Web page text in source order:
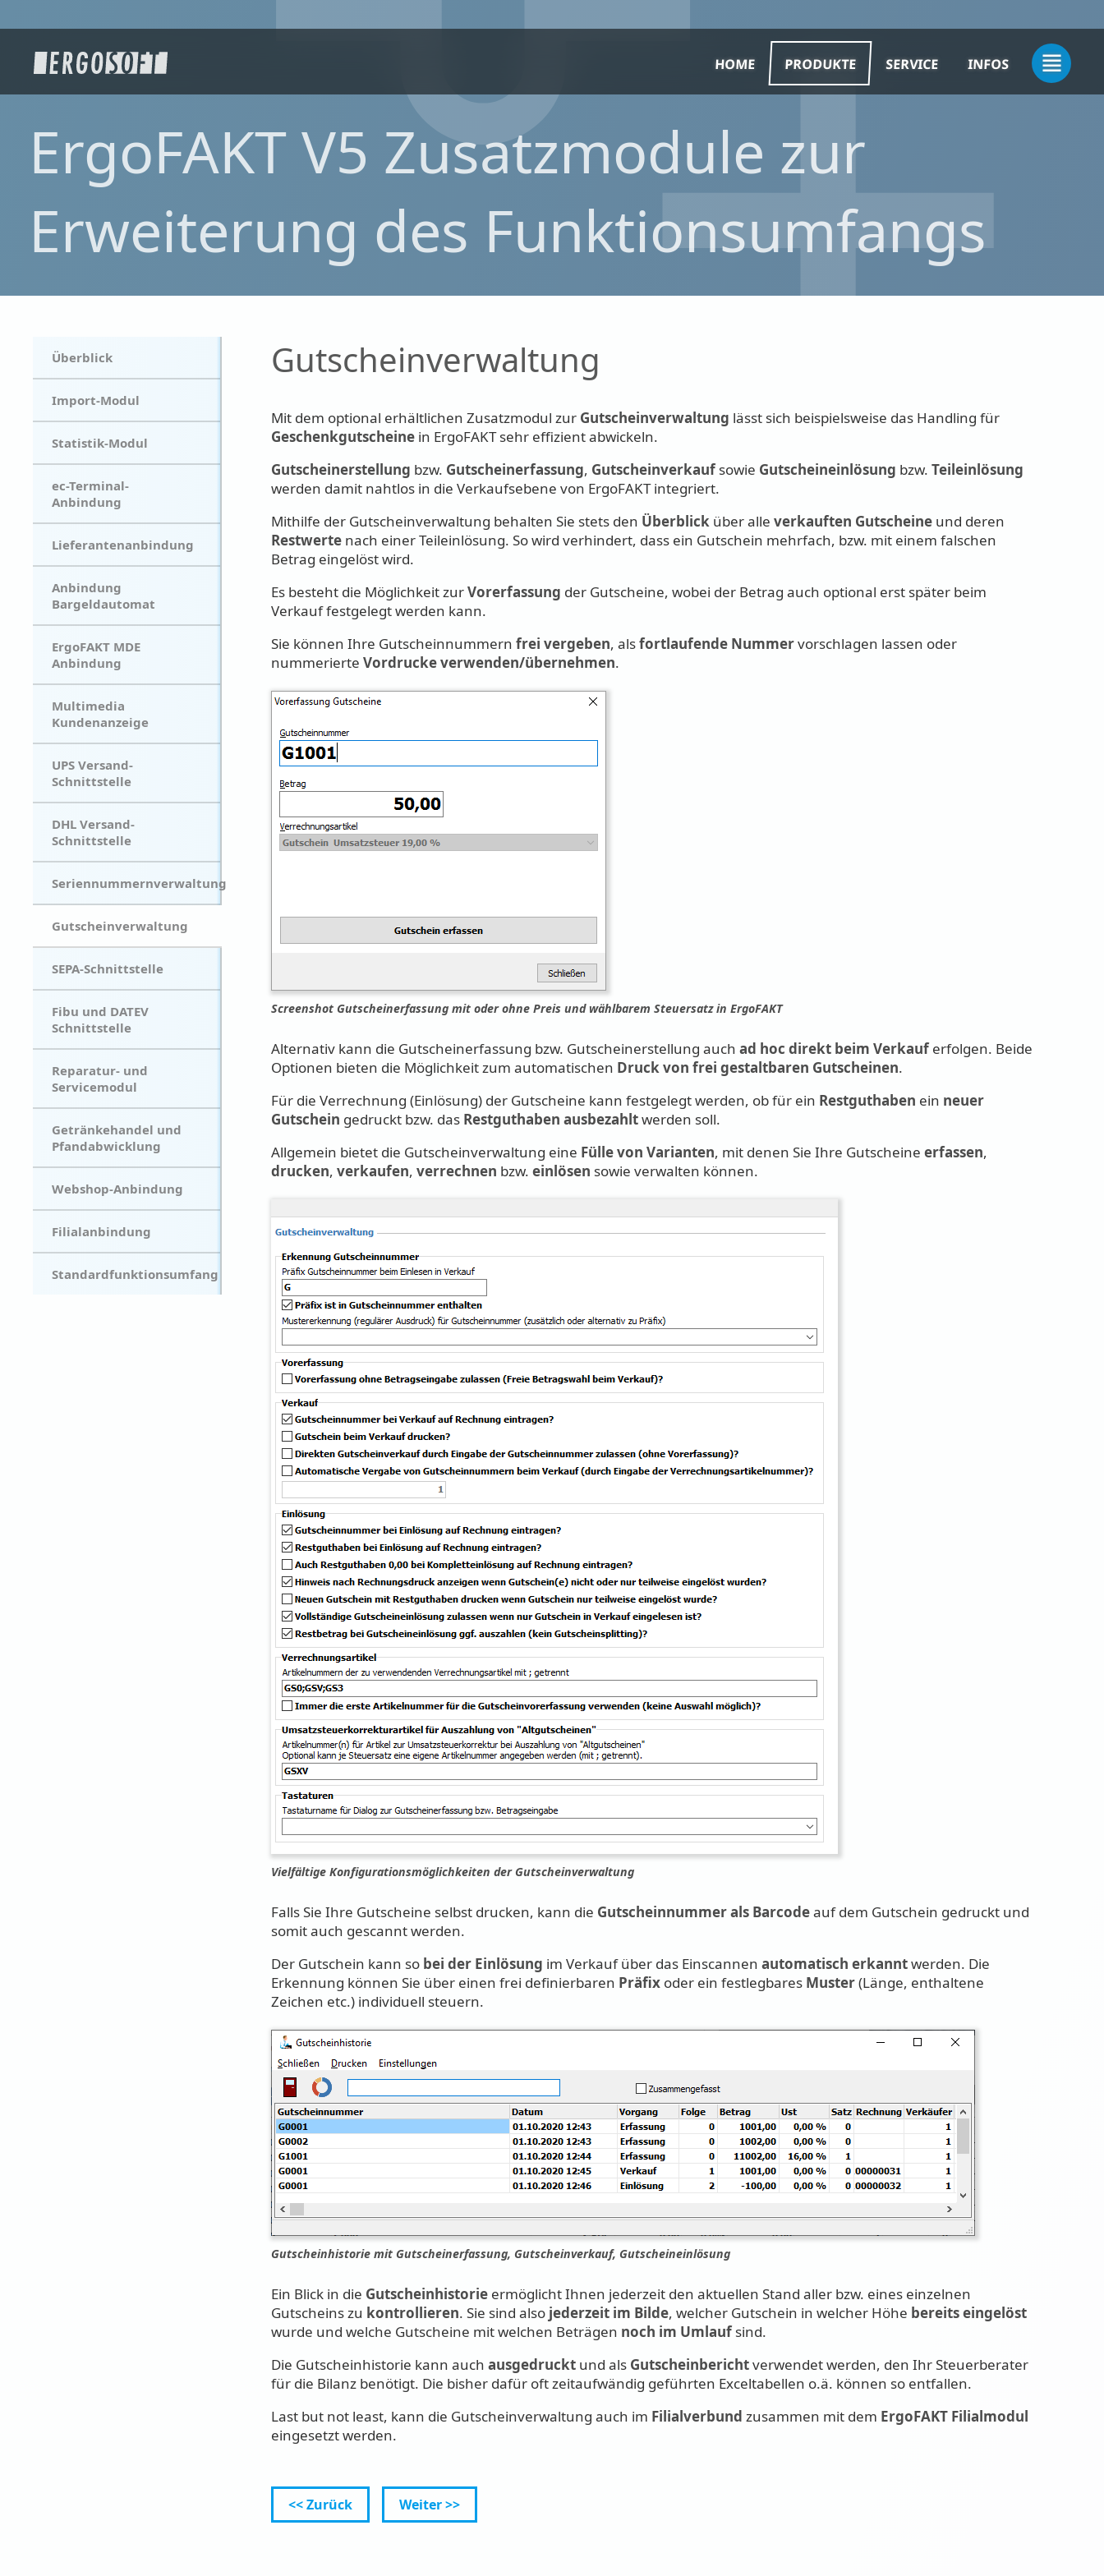
HOME PRODUKTE SERVICE INFOS
ErgoFAKT V5 Zusatzmodule zur
Erweiterung des Funktionsumfangs
Überblick
Import-Modul
Statistik-Modul
ec-Terminal-
Anbindung
Lieferantenanbindung
Anbindung
Bargeldautomat
ErgoFAKT MDE
Anbindung
Multimedia
Kundenanzeige
UPS Versand-
Schnittstelle
DHL Versand-
Schnittstelle
Seriennummernverwaltung
Gutscheinverwaltung
SEPA-Schnittstelle
Fibu und DATEV
Schnittstelle
Reparatur- und
Servicemodul
Getränkehandel und
Pfandabwicklung
Webshop-Anbindung
Filialanbindung
Standardfunktionsumfang
Gutscheinverwaltung
Mit dem optional erhältlichen Zusatzmodul zur Gutscheinverwaltung lässt sich beispielsweise das Handling für
Geschenkgutscheinein ErgoFAKT sehr effizient abwickeln.
Gutscheinerstellung bzw. Gutscheinerfassung, Gutscheinverkaufsowie Gutscheineinlösung bzw. Teileinlösung
werden damit nahtlos in die Verkaufsebene von ErgoFAKT integriert.
Mithilfe der Gutscheinverwaltung behalten Sie stets den Überblick über alle verkauften Gutscheineund deren
Restwertenach einer Teileinlösung. So wird verhindert, dass ein Gutschein mehrfach, bzw. mit einem falschen
Betrag eingelöst wird.
Es besteht die Möglichkeit zurVorerfassung der Gutscheine, wobei der Betrag auch optional erst später beim
Verkauf festgelegt werden kann.
Sie können Ihre Gutscheinnummern frei vergeben, alsfortlaufende Nummervorschlagen lassen oder
nummerierte Vordrucke verwenden/übernehmen.
Screenshot Gutscheinerfassung mit oder ohne Preis und wählbarem Steuersatz in ErgoFAKT
Alternativ kann die Gutscheinerfassung bzw. Gutscheinerstellung auch ad hoc direkt beim Verkauferfolgen. Beide
Optionen bieten die Möglichkeit zum automatischen Druck von frei gestaltbaren Gutscheinen.
Für die Verrechnung (Einlösung) der Gutscheine kann festgelegt werden, ob für ein Restguthaben ein neuer
Gutschein gedruckt bzw. das Restguthaben ausbezahltwerden soll.
Allgemein bietet die Gutscheinverwaltung eine Fülle von Varianten, mit denen Sie Ihre Gutscheine erfassen,
drucken, verkaufen, verrechnen bzw. einlösen sowie verwalten können.
Vielfältige Konfigurationsmöglichkeiten der Gutscheinverwaltung
Falls Sie Ihre Gutscheine selbst drucken, kann die Gutscheinnummer als Barcodeauf dem Gutschein gedruckt und
somit auch gescannt werden.
Der Gutschein kann so bei der Einlösung im Verkauf über das Einscannen automatisch erkanntwerden. Die
Erkennung können Sie über einen frei definierbaren Präfixoder ein festlegbares Muster(Länge, enthaltene
Zeichen etc.) individuell steuern.
Gutscheinhistorie mit Gutscheinerfassung, Gutscheinverkauf, Gutscheineinlösung
Ein Blick in die Gutscheinhistorieermöglicht Ihnen jederzeit den aktuellen Stand aller bzw. eines einzelnen
Gutscheins zu kontrollieren. Sie sind also jederzeit im Bilde, welcher Gutschein in welcher Höhe bereits eingelöst
wurde und welche Gutscheine mit welchen Beträgen noch im Umlaufsind.
Die Gutscheinhistorie kann auch ausgedrucktund als Gutscheinberichtverwendet werden, den Ihr Steuerberater
für die Bilanz benötigt. Die bisher dafür oft zeitaufwändig geführten Exceltabellen o.ä. können so entfallen.
Last but not least, kann die Gutscheinverwaltung auch im Filialverbund zusammen mit dem ErgoFAKT Filialmodul
eingesetzt werden.
<< Zurück Weiter >>